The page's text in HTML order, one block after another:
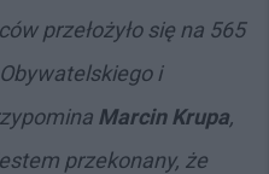
przełożyło się na 565
i
Marcin Krupa,
przekonany, że